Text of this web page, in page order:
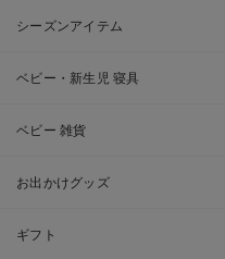
シーズンアイテム
ベビー・新生児 寝具
ベビー 雑貨
お出かけグッズ
ギフト